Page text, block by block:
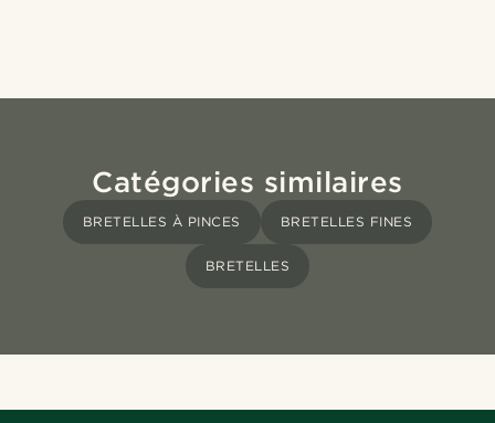
Catégories similaires
BRETELLES À PINCES BRETELLES FINES
BRETELLES